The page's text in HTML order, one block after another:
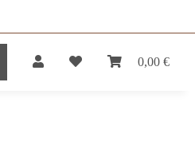
0,00 €